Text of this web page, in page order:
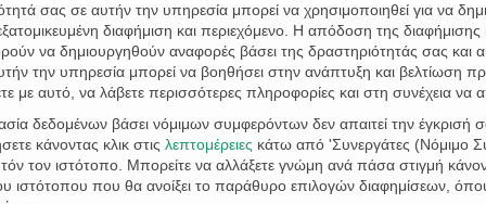
μετά την επεξεργασία των δηλώσεων και στόχος της
και μέχρι την 4η Μαρτίου 2020, οι δικαιούχοι, με
των ακινήτων τους.Εφόσον συμφωνούν με τα
2020, να στείλουν στην ηλεκτρονική διεύθυνση:
στο Γραφείο Κτηματογράφησης Βόλου, Δημοκρατίας και
στη Δημοτική Ενότητα Βόλου του Δήμου Βόλου, είναι
σας σε αυτήν την υπηρεσία μπορεί να χρησιμοποιηθεί για να
διαφήμιση και περιεχόμενο. Η απόδοση της διαφήμισης
να δημιουργηθούν αναφορές βάσει της δραστηριότητάς σας
την υπηρεσία μπορεί να βοηθήσει στην ανάπτυξη και βελτίωση
με αυτό, να λάβετε περισσότερες πληροφορίες και στη συνέχεια να
δεδομένων βάσει νόμιμων συμφερόντων δεν απαιτεί την έγκρισή
κάνοντας κλικ στις λεπτομέρειες κάτω από 'Συνεργάτες (Νόμιμο
τον ιστότοπο. Μπορείτε να αλλάξετε γνώμη ανά πάσα στιγμή
ιστότοπου που θα ανοίξει το παράθυρο επιλογών διαφημίσεων,